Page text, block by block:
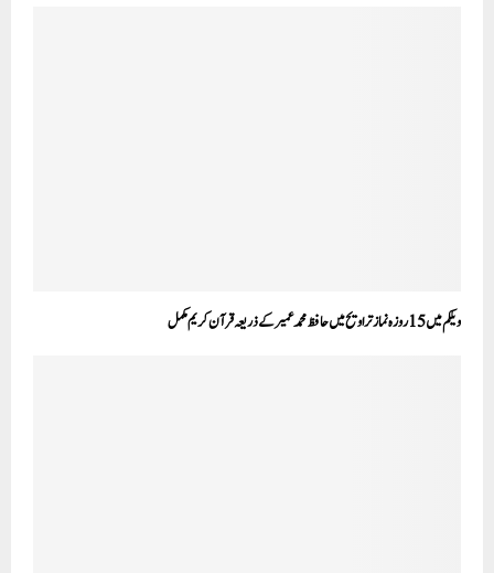
ویلکم میں 15روزہ نماز تراویح میں حافظ محمد عمیر کے ذریعہ قرآن کریم مکمل